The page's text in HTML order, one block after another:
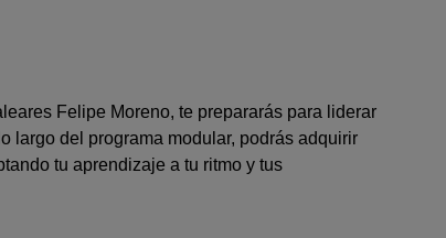
Felipe Moreno, te prepararás para liderar
largo del programa modular, podrás adquirir
tu aprendizaje a tu ritmo y tus